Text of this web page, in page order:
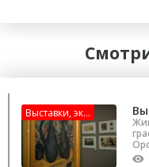
Выставки, эк...